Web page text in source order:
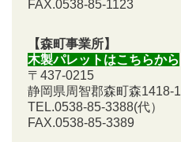
FAX.0538-85-1123
【森町事業所】
木製パレットはこちらから
〒437-0215
静岡県周智郡森町森1418-1
TEL.0538-85-3388(代）
FAX.0538-85-3389